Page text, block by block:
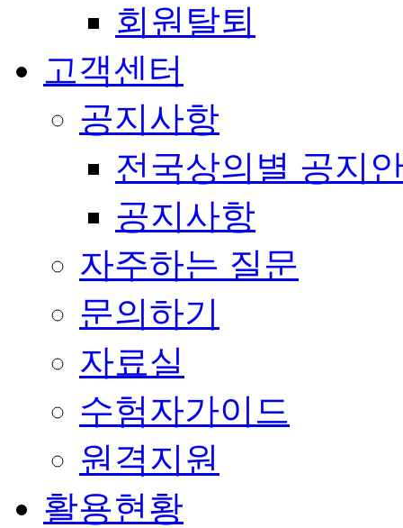
회원탈퇴
고객센터
공지사항
전국상의별 공지
공지사항
자주하는 질문
문의하기
자료실
수험자가이드
원격지원
활용현황